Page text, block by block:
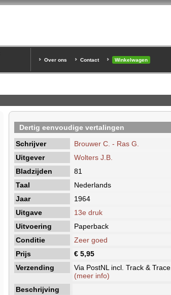
Over ons
Contact Winkelwagen
Dertig eenvoudige vertalingen
Schrijver
Brouwer C. - Ras G.
Uitgever
Wolters J.B.
Bladzijden
81
Taal
Nederlands
Jaar
1964
Uitgave
13e druk
Uitvoering
Paperback
Conditie
Zeer goed
Prijs
€ 5,95
Verzending
Via PostNL incl. Track & Trace.
(meer info)
Beschrijving